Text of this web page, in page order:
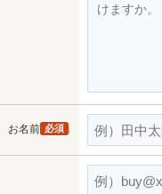
お名前 必須